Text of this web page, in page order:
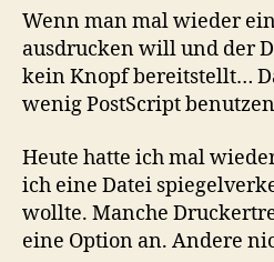
Wenn man mal wieder
ausdrucken will und der
kein Knopf bereitstellt…
wenig PostScript
Heute hatte ich mal
ich eine Datei
wollte. Manche
eine Option an. Andere